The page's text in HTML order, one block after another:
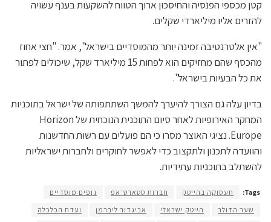
קטן מכספי הפנסיה והחיסכון ארוך הטווח להשקעות בענף עשויה
להזרים אליו מיליארדי שקלים.
"אין אלטרנטיבה זמינה יותר מהמוסדיים בישראל", אמר. "חצי אחוז
מהכסף שהם מחזיקים הוא לפחות 15 מיליארד שקל, שיכולים לפתור
את כל הבעיות בישראל".
בדיון עלה גם הצורך להיערך להמשך השתתפותה של ישראל בתוכניות
המחקר האירופיות לאחר סיום התוכנית הנוכחית של Horizon
Europe. נציגי האוצר מסרו כי הם פועלים עם רשות החדשנות
והוועדה לתכנון ולתקצוב כדי לאפשר לחוקרים ולחברות ישראליות
להשתלב בתוכניות עתידיות.
Tags: תעסוקה בהייטק חברות סטארט־אפ
גופים מוסדיים
שער הדולר
הייטק ישראלי אביגדור ליברמן
ועדת הכלכלה